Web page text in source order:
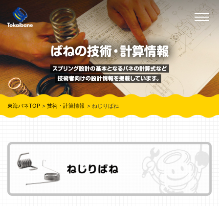
東海バネTOP 技術・計算情報 ねじりばね